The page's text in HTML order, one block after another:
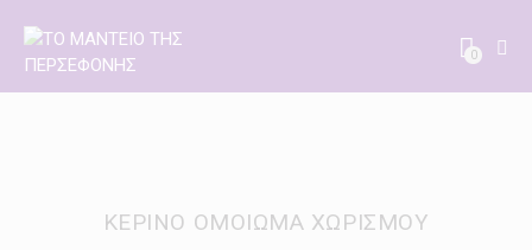
0
ΚΈΡΙΝΟ ΟΜΟΊΩΜΑ ΧΩΡΙΣΜΟΎ